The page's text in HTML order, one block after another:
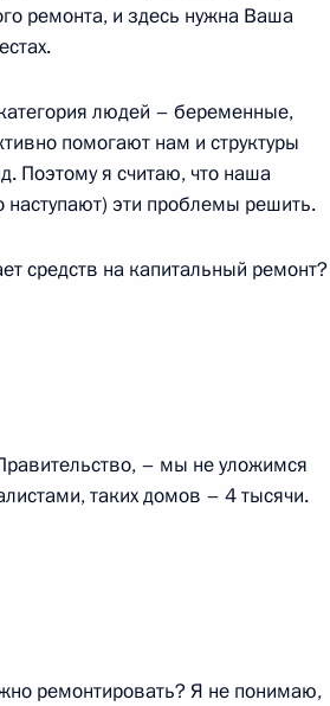
приёмной
ремонта, и здесь нужна Ваша
людей – беременные,
помогают нам и структуры
Поэтому я считаю, что наша
наступают) эти проблемы решить.
средств на капитальный ремонт?
– мы не уложимся
таких домов – 4 тысячи.
ремонтировать? Я не понимаю,